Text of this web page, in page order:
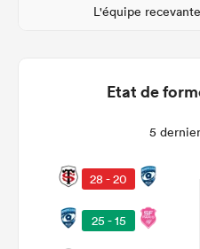
L'équipe
Etat de
5
28 - 20
25 - 15